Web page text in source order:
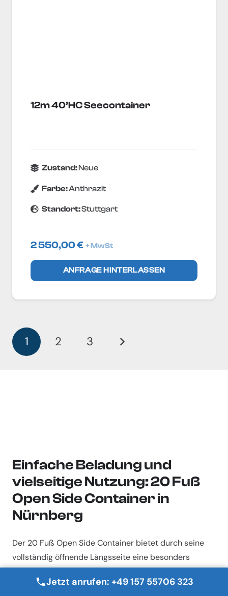
12m 40’HC Seecontainer
Zustand:Neue
Farbe:Anthrazit
Standort:Stuttgart
2 550,00€ + MwSt
ANFRAGE HINTERLASSEN
1 2 3
Einfache Beladung und
vielseitige Nutzung: 20 Fuß
Open Side Container in
Nürnberg
Der 20 Fuß Open Side Container bietet durch seine
vollständig öffnende Längsseite eine besonders
eignet sich ideal für sperrige Güter, die mit einem
Jetzt anrufen: +49 157 55706 323